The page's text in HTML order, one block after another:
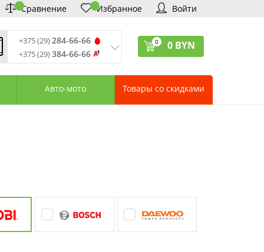
Сравнение Избранное Войти
+375 (29)284-66-66
+375 (29)384-66-66
10:00—18:00
0 0 BYN
Авто-мото Товары со скидками